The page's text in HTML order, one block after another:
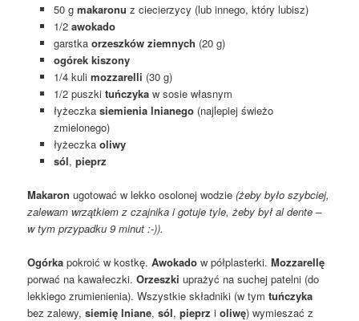
50 g makaronu z ciecierzycy (lub innego, który lubisz)
1/2 awokado
garstka orzeszków ziemnych (20 g)
ogórek kiszony
1/4 kuli mozzarelli (30 g)
1/2 puszki tuńczykaw sosie własnym
łyżeczka siemienia lnianego(najlepiej świeżo
zmielonego)
łyżeczka oliwy
sól, pieprz
Makaron ugotować w lekko osolonej wodzie(żeby było szybciej,
zalewam wrzątkiem z czajnika i gotuje tyle, żeby był al dente –
w tym przypadku 9 minut :-)).
Ogórka pokroić w kostkę.Awokado w półplasterki.Mozzarellę
porwać na kawałeczki.Orzeszki uprażyć na suchej patelni (do
lekkiego zrumienienia). Wszystkie składniki (w tymtuńczyka
bez zalewy,siemię lniane,sól,pieprz ioliwę) wymieszać z